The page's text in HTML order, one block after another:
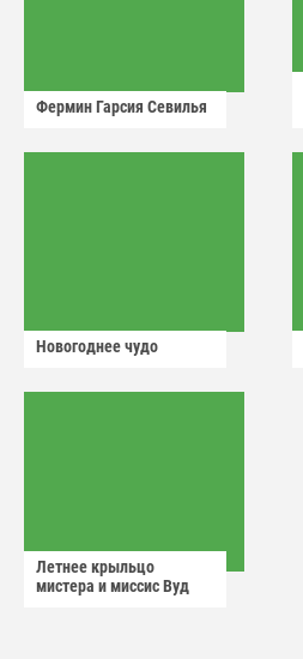
Фермин Гарсия Севилья
Новогоднее чудо
Летнее крыльцо
мистера и миссис Вуд